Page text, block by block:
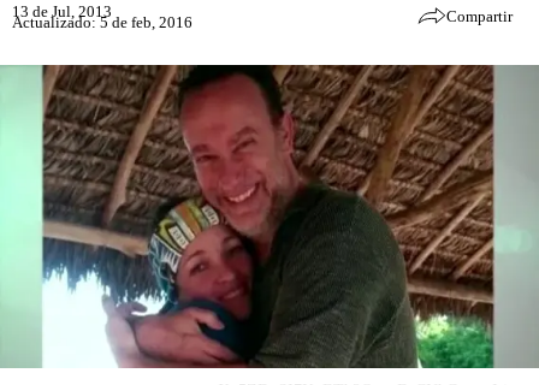
13 de Jul, 2013
Actualizado: 5 de feb, 2016 Compartir